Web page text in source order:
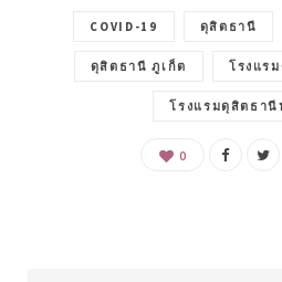
COVID-19 ดุสิตธานี
ดุสิตธานี ภูเก็ต โรงแร
โรงแรมดุสิตธานี
0